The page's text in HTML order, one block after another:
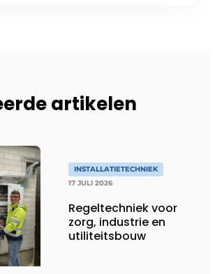
artikelen
INSTALLATIETECHNIEK
17 JULI 2026
Regeltechniek voor
zorg, industrie en
utiliteitsbouw